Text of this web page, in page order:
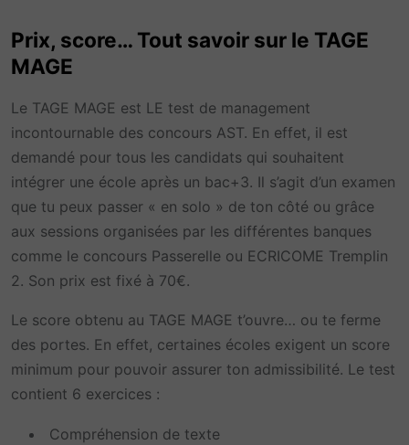
Prix, score… Tout savoir sur le TAGE
MAGE
Le TAGE MAGE est LE test de management
incontournable des concours AST. En effet, il est
demandé pour tous les candidats qui souhaitent
intégrer une école après un bac+3. Il s’agit d’un examen
que tu peux passer « en solo » de ton côté ou grâce
aux sessions organisées par les différentes banques
comme le concours Passerelle ou ECRICOME Tremplin
2. Son prix est fixé à 70€.
Le score obtenu au TAGE MAGE t’ouvre… ou te ferme
des portes. En effet, certaines écoles exigent un score
minimum pour pouvoir assurer ton admissibilité. Le test
contient 6 exercices :
Compréhension de texte